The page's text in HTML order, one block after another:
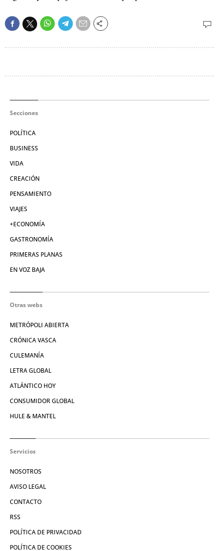
Secciones
POLÍTICA
BUSINESS
VIDA
CREACIÓN
PENSAMIENTO
VIAJES
+ECONOMÍA
GASTRONOMÍA
PRIMERAS PLANAS
EN VOZ BAJA
Otras webs
METRÓPOLI ABIERTA
CRÓNICA VASCA
CULEMANÍA
LETRA GLOBAL
ATLÁNTICO HOY
CONSUMIDOR GLOBAL
HULE & MANTEL
Servicios
NOSOTROS
AVISO LEGAL
CONTACTO
RSS
POLÍTICA DE PRIVACIDAD
POLÍTICA DE COOKIES